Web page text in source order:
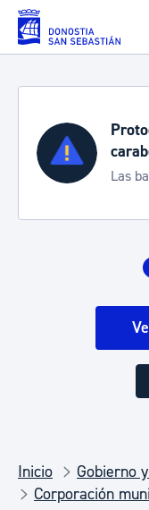
Saltar al contenido
Las
Inicio
Gobierno
Corporación